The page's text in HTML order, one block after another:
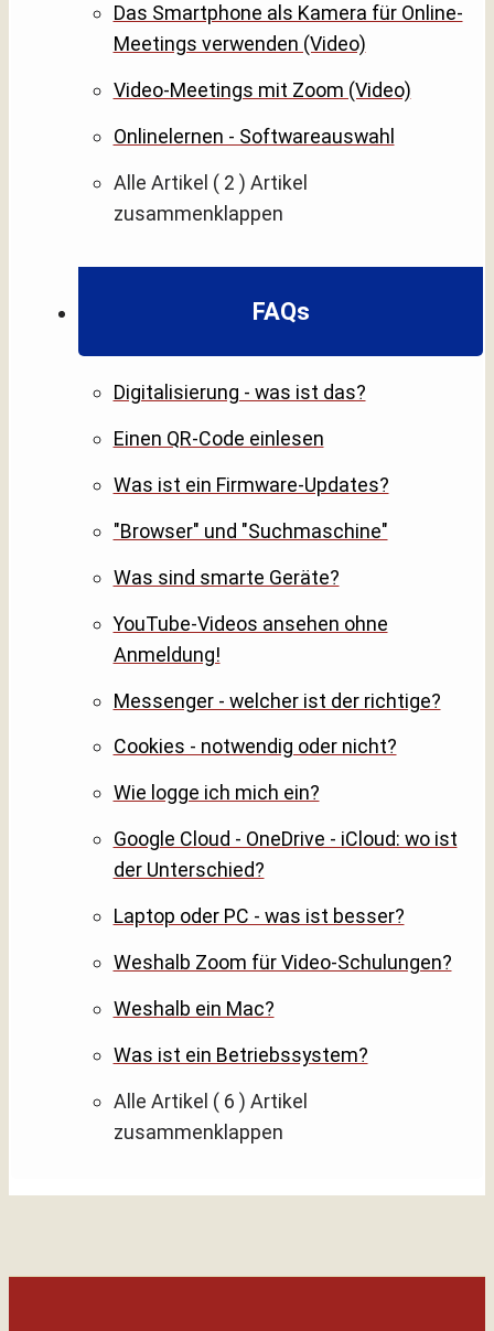
Das Smartphone als Kamera für Online-
Meetings verwenden (Video)
Video-Meetings mit Zoom (Video)
Onlinelernen - Softwareauswahl
Alle Artikel ( 2 ) Artikel
zusammenklappen
FAQs
Digitalisierung - was ist das?
Einen QR-Code einlesen
Was ist ein Firmware-Updates?
"Browser" und "Suchmaschine"
Was sind smarte Geräte?
YouTube-Videos ansehen ohne
Anmeldung!
Messenger - welcher ist der richtige?
Cookies - notwendig oder nicht?
Wie logge ich mich ein?
Google Cloud - OneDrive - iCloud: wo ist
der Unterschied?
Laptop oder PC - was ist besser?
Weshalb Zoom für Video-Schulungen?
Weshalb ein Mac?
Was ist ein Betriebssystem?
Alle Artikel ( 6 ) Artikel
zusammenklappen